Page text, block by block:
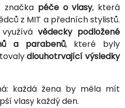
péče o vlasy, která
z MIT a předních stylistů.
využívávědecky podložené
a parabenů, které byly
dlouhotrvající výsledky
každá žena by měla mít
vlasy každý den.